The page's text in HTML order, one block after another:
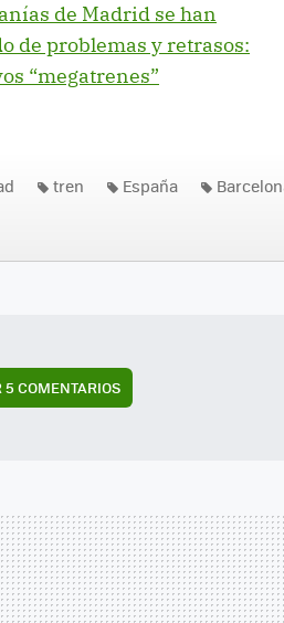
de Madrid se han
de problemas y retrasos:
“megatrenes”
tren España
5 COMENTARIOS